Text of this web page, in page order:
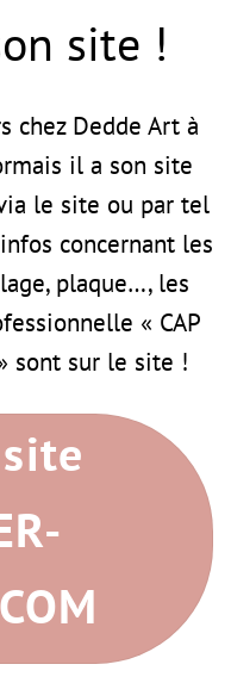
site !
chez Dedde Art à
il a son site
le site ou par tel
concernant les
plaque…, les
« CAP
sont sur le site !